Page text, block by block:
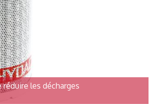
les décharges